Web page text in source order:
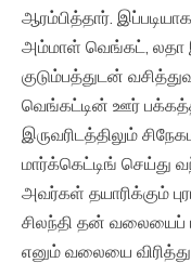
ஆரம்பித்தார்.
அம்மாள் வெங்கட், லதா
குடும்பத்துடன்
வெங்கட்டின் ஊர்
இருவரிடத்திலும்
மார்க்கெட்டிங் செய்து
அவர்கள் தயாரிக்கும்
சிலந்தி தன் வலையைப்
எனும் வலையை